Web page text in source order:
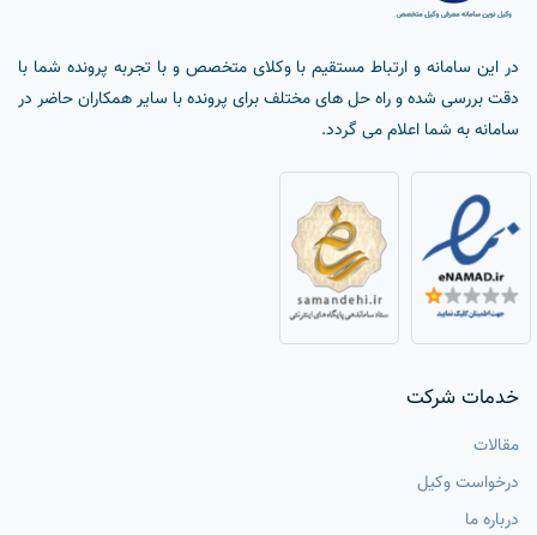
در این سامانه و ارتباط مستقیم با وکلای متخصص و با تجربه پرونده شما با
دقت بررسی شده و راه حل های مختلف برای پرونده با سایر همکاران حاضر در
سامانه به شما اعلام می گردد.
خدمات شرکت
مقالات
درخواست وکیل
درباره ما